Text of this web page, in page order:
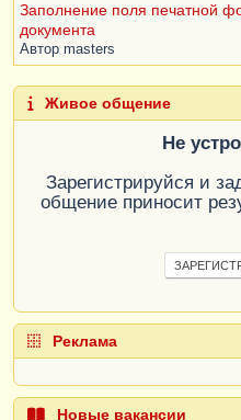
Заполнение поля печатной
документа
Автор masters
Живое общение
Не
Зарегистрируйся и
общение приносит
Реклама
Новые вакансии